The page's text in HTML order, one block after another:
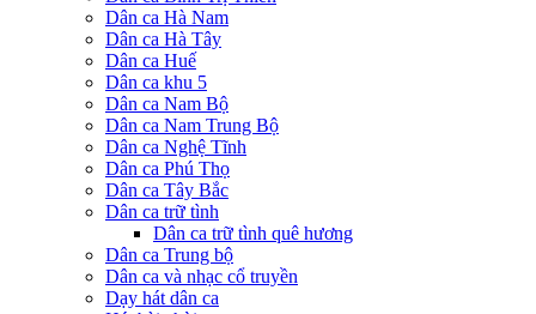
Dân ca Hà Nam
Dân ca Hà Tây
Dân ca Huế
Dân ca khu 5
Dân ca Nam Bộ
Dân ca Nam Trung Bộ
Dân ca Nghệ Tĩnh
Dân ca Phú Thọ
Dân ca Tây Bắc
Dân ca trữ tình
Dân ca trữ tình quê hương
Dân ca Trung bộ
Dân ca và nhạc cổ truyền
Dạy hát dân ca